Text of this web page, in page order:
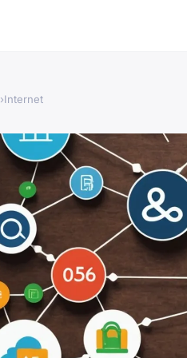
›Internet